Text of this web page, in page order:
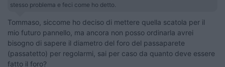
stesso problema e feci come ho detto.
Tommaso, siccome ho deciso di mettere quella scatola per il
mio futuro pannello, ma ancora non posso ordinarla avrei
bisogno di sapere il diametro del foro del passaparete
(passatetto) per regolarmi, sai per caso da quanto deve essere
fatto il foro?